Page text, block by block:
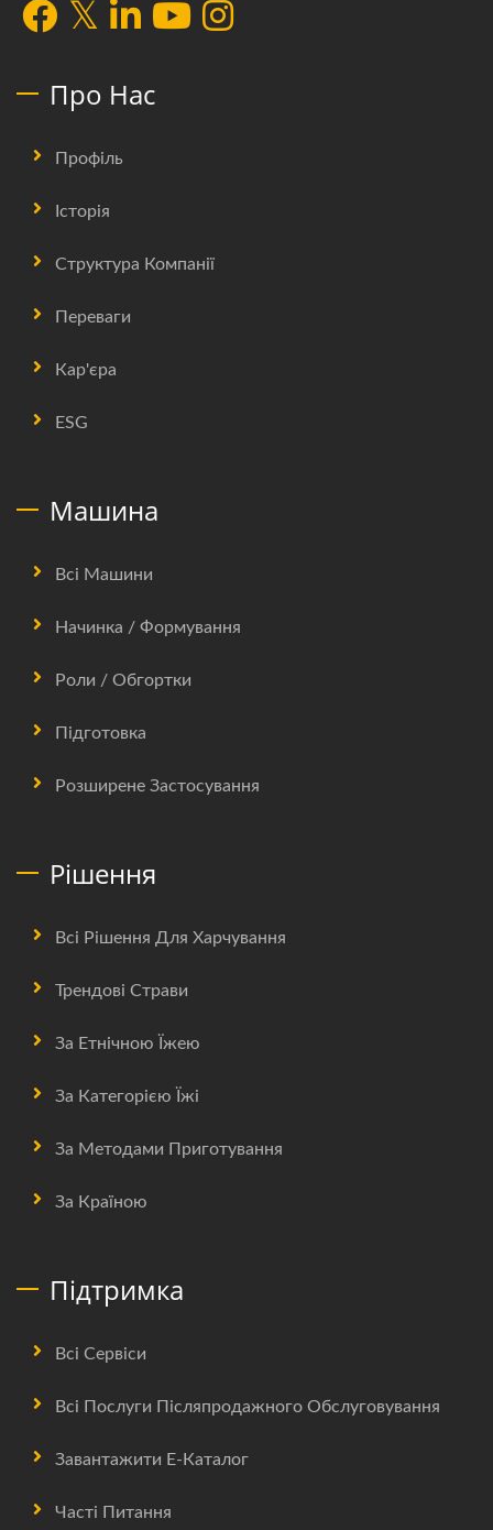
Про Нас
Профіль
Історія
Структура Компанії
Переваги
Кар'єра
ESG
Машина
Всі Машини
Начинка / Формування
Роли / Обгортки
Підготовка
Розширене Застосування
Рішення
Всі Рішення Для Харчування
Трендові Страви
За Етнічною Їжею
За Категорією Їжі
За Методами Приготування
За Країною
Підтримка
Всі Сервіси
Всі Послуги Післяпродажного Обслуговування
Завантажити Е-Каталог
Часті Питання